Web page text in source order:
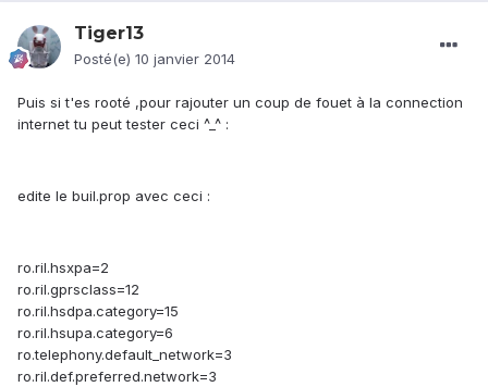
Tiger13
Posté(e) 10 janvier 2014
Puis si t'es rooté ,pour rajouter un coup de fouet à la connection
internet tu peut tester ceci ^_^ :
edite le buil.prop avec ceci :
ro.ril.hsxpa=2
ro.ril.gprsclass=12
ro.ril.hsdpa.category=15
ro.ril.hsupa.category=6
ro.telephony.default_network=3
ro.ril.def.preferred.network=3